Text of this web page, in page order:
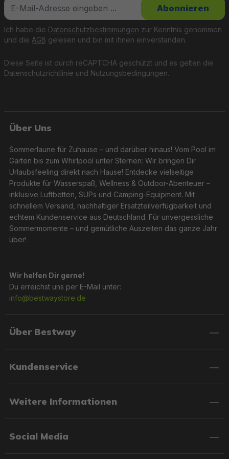
Diese Seite ist durch reCAPTCHA geschützt und es gelten die
Datenschutzrichtlinie und Nutzungsbedingungen.
Ich habe die Datenschutzbestimmungen zur Kenntnis genommen
und die AGB gelesen und bin mit ihnen einverstanden.
Abonnieren
Über Uns
Sommerlaune für Zuhause – und darüber hinaus! Vom Pool im
Garten bis zum Whirlpool unter Sternen: Wir bringen Dir
Urlaubsfeeling direkt nach Hause! Entdecke vielseitige
Produkte für Wasserspaß, Wellness & Outdoor-Abenteuer –
inklusive Luftbetten, SUPs und Camping-Equipment. Mit
schnellem Versand, nachhaltiger Ersatzteilverfügbarkeit und
echtem Kundenservice aus Deutschland. Für unvergessliche
Sommermomente – und gemütliche Auszeiten das ganze Jahr
über!
Wir helfen Dir gerne!
Du erreichst uns per E-Mail unter:
info@bestwaystore.de
Über Bestway
Kundenservice
Weitere Informationen
Social Media